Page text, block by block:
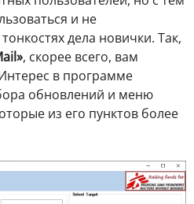
и не
дела новички. Так,
, скорее всего, вам
в программе
обновлений и меню
из его пунктов более